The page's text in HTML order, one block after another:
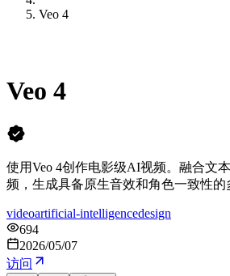
Veo 4
Veo 4
使用Veo 4创作电影级AI视频。融合文
频，生成具备原生音效和角色一致性的
videoartificial-intelligencedesign
694
2026/05/07
访问